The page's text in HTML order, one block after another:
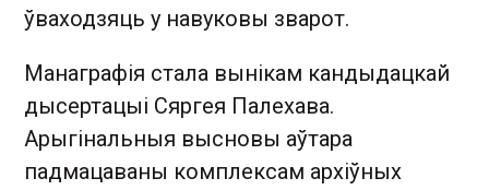
ўваходзяць у навуковы зварот.
Манаграфія стала вынікам кандыдацкай
дысертацыі Сяргея Палехава.
Арыгінальныя высновы аўтара
падмацаваны комплексам архіўных